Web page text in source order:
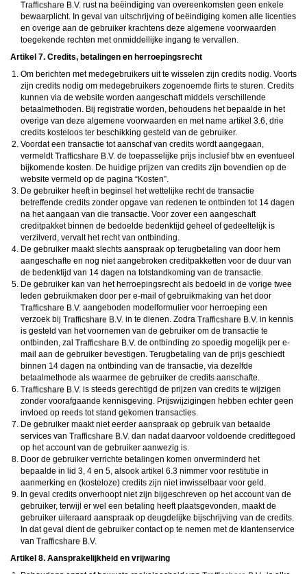
rust na beëindiging van overeenkomsten geen enkele
bewaarplicht. In geval van uitschrijving of beëindiging komen alle licenties
en overige aan de gebruiker krachtens deze algemene voorwaarden
toegekende rechten met onmiddellijke ingang te vervallen.
Artikel 7. Credits, betalingen en herroepingsrecht
Om berichten met medegebruikers uit te wisselen zijn credits nodig. Voorts
zijn credits nodig om medegebruikers zogenoemde flirts te sturen. Credits
kunnen via de website worden aangeschaft middels verschillende
betaalmethoden. Bij registratie worden, behoudens het bepaalde in het
overige van deze algemene voorwaarden en met name artikel 3.6, drie
credits kosteloos ter beschikking gesteld van de gebruiker.
Voordat een transactie tot aanschaf van credits wordt aangegaan,
vermeldt
de toepasselijke prijs inclusief btw en eventueel
bijkomende kosten. De huidige prijzen van credits zijn bovendien op de
website vermeld op de pagina “Kosten”.
De gebruiker heeft in beginsel het wettelijke recht de transactie
betreffende credits zonder opgave van redenen te ontbinden tot 14 dagen
na het aangaan van die transactie. Voor zover een aangeschaft
creditpakket binnen de bedoelde bedenktijd geheel of gedeeltelijk is
verzilverd, vervalt het recht van ontbinding.
De gebruiker maakt slechts aanspraak op terugbetaling van door hem
aangeschafte en nog niet aangebroken creditpakketten voor de duur van
de bedenktijd van 14 dagen na totstandkoming van de transactie.
De gebruiker kan van het herroepingsrecht als bedoeld in de vorige twee
leden gebruikmaken door per e-mail of gebruikmaking van het door
aangeboden modelformulier voor herroeping een
verzoek bij
in te dienen. Zodra
in kennis
is gesteld van het voornemen van de gebruiker om de transactie te
ontbinden, zal
de ontbinding zo spoedig mogelijk per e-
mail aan de gebruiker bevestigen. Terugbetaling van de prijs geschiedt
binnen 14 dagen na ontbinding van de transactie, via dezelfde
betaalmethode als waarmee de gebruiker de credits aanschafte.
is steeds gerechtigd de prijzen van credits te wijzigen
zonder voorafgaande kennisgeving. Prijswijzigingen hebben echter geen
invloed op reeds tot stand gekomen transacties.
De gebruiker maakt niet eerder aanspraak op gebruik van betaalde
services van
dan nadat daarvoor voldoende credittegoed
op het account van de gebruiker aanwezig is.
Door de gebruiker verrichte betalingen komen onverminderd het
bepaalde in lid 3, 4 en 5, alsook artikel 6.3 nimmer voor restitutie in
aanmerking en (kosteloze) credits zijn niet inwisselbaar voor geld.
In geval credits onverhoopt niet zijn bijgeschreven op het account van de
gebruiker, terwijl er wel een betaling heeft plaatsgevonden, maakt de
gebruiker uiteraard aanspraak op deugdelijke bijschrijving van de credits.
In dat geval dient de gebruiker contact op te nemen met de klantenservice
van
Artikel 8. Aansprakelijkheid en vrijwaring